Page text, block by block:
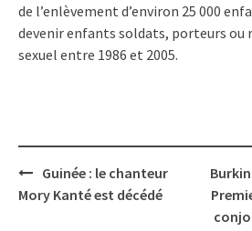
de l’enlèvement d’environ 25 000
devenir enfants soldats, porteurs ou
sexuel entre 1986 et 2005.
Post
navigation
Guinée : le chanteur
Mory Kanté est décédé